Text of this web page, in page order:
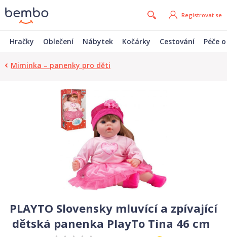
Registrovat se
Hračky Oblečení Nábytek Kočárky Cestování Péče
Miminka – panenky pro děti
PLAYTO Slovensky mluvící a zpívající
dětská panenka PlayTo Tina 46 cm